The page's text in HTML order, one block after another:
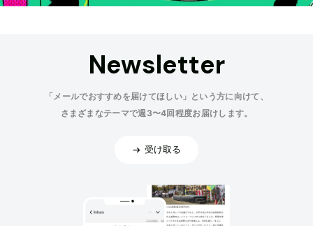
Newsletter
「メールでおすすめを届けてほしい」という方に向けて、
さまざまなテーマで週3〜4回程度お届けします。
受け取る